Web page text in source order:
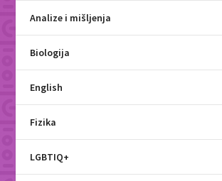
Analize i mišljenja
Biologija
English
Fizika
LGBTIQ+